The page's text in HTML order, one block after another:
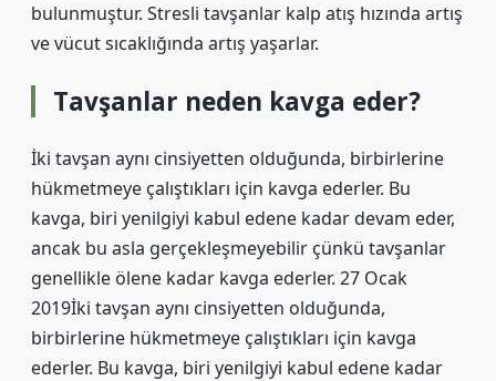
bulunmuştur. Stresli tavşanlar kalp atış hızında artış
ve vücut sıcaklığında artış yaşarlar.
Tavşanlar neden kavga eder?
İki tavşan aynı cinsiyetten olduğunda, birbirlerine
hükmetmeye çalıştıkları için kavga ederler. Bu
kavga, biri yenilgiyi kabul edene kadar devam eder,
ancak bu asla gerçekleşmeyebilir çünkü tavşanlar
genellikle ölene kadar kavga ederler. 27 Ocak
2019İki tavşan aynı cinsiyetten olduğunda,
birbirlerine hükmetmeye çalıştıkları için kavga
ederler. Bu kavga, biri yenilgiyi kabul edene kadar